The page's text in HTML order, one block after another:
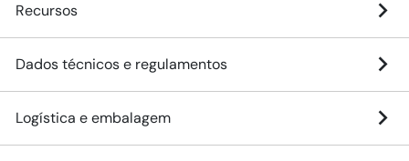
Recursos
Dados técnicos e regulamentos
Logística e embalagem